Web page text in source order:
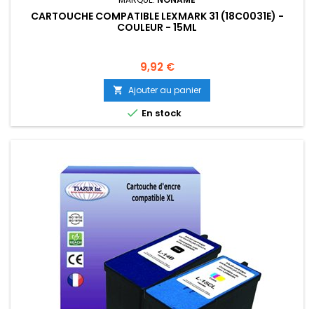
CARTOUCHE COMPATIBLE LEXMARK 31 (18C0031E) -
COULEUR - 15ML
Prix
9,92 €
 Ajouter au panier
 En stock